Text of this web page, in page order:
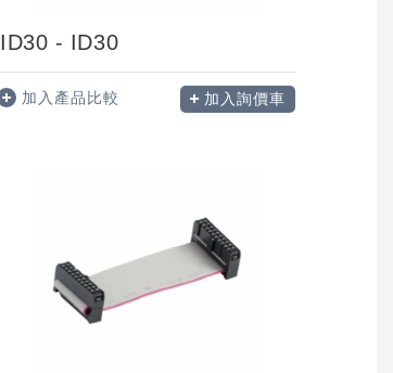
ID30 - ID30
加入產品比較 加入詢價車